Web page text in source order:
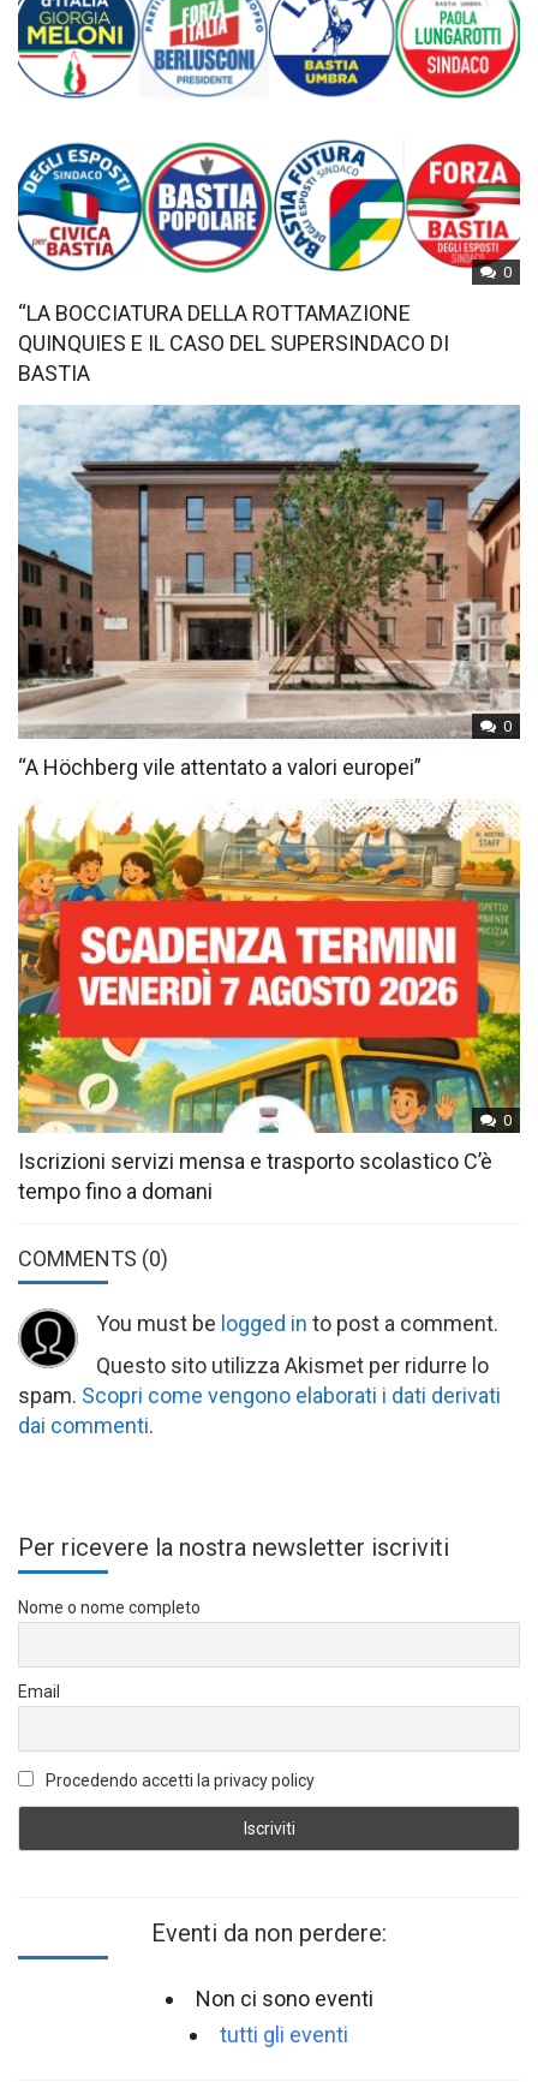
0
“LA BOCCIATURA DELLA ROTTAMAZIONE
QUINQUIES E IL CASO DEL SUPERSINDACO DI
BASTIA
0
“A Höchberg vile attentato a valori europei”
0
Iscrizioni servizi mensa e trasporto scolastico C’è
tempo fino a domani
COMMENTS (0)
You must be logged in to post a comment.
Questo sito utilizza Akismet per ridurre lo
spam. Scopri come vengono elaborati i dati derivati
dai commenti.
Per ricevere la nostra newsletter iscriviti
Nome o nome completo
Email
Procedendo accetti la privacy policy
Eventi da non perdere:
Non ci sono eventi
tutti gli eventi